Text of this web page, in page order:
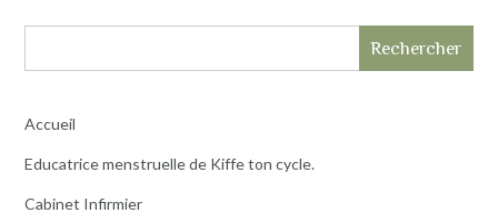
Rechercher
Accueil
Educatrice menstruelle de Kiffe ton cycle.
Cabinet Infirmier